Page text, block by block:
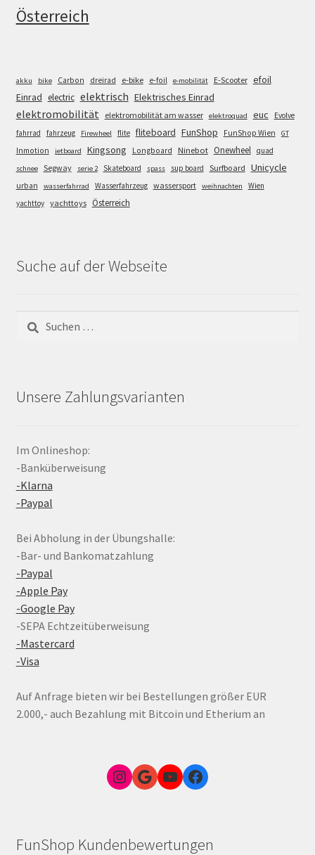
Österreich
akku bike Carbon dreirad e-bike e-foil e-mobilität E-Scooter efoil
Einrad electric elektrisch Elektrisches Einrad
elektromobilität elektromobilität am wasser elektroquad euc
Evolve
fahrrad
fahrzeug Firewheel flite fliteboard FunShop FunShop Wien GT
Inmotion jetboard Kingsong Longboard Ninebot Onewheel quad
schnee Segway serie 2 Skateboard spass sup board Surfboard Unicycle
urban wasserfahrrad Wasserfahrzeug wassersport weihnachten
Wien
yachttoy yachttoys Österreich
Suche auf der Webseite
nach:
Unsere Zahlungsvarianten
Im Onlineshop:
-Banküberweisung
-Klarna
-Paypal
Bei Abholung in der Übungshalle:
-Bar- und Bankomatzahlung
-Paypal
-Apple Pay
-Google Pay
-SEPA Echtzeitüberweisung
-Mastercard
-Visa
Auf Anfrage bieten wir bei Bestellungen größer EUR
2.000,- auch Bezahlung mit Bitcoin und Etherium an
Instagram
Google Link zum FunShop WienYouTubeFacebook
FunShop Kundenbewertungen